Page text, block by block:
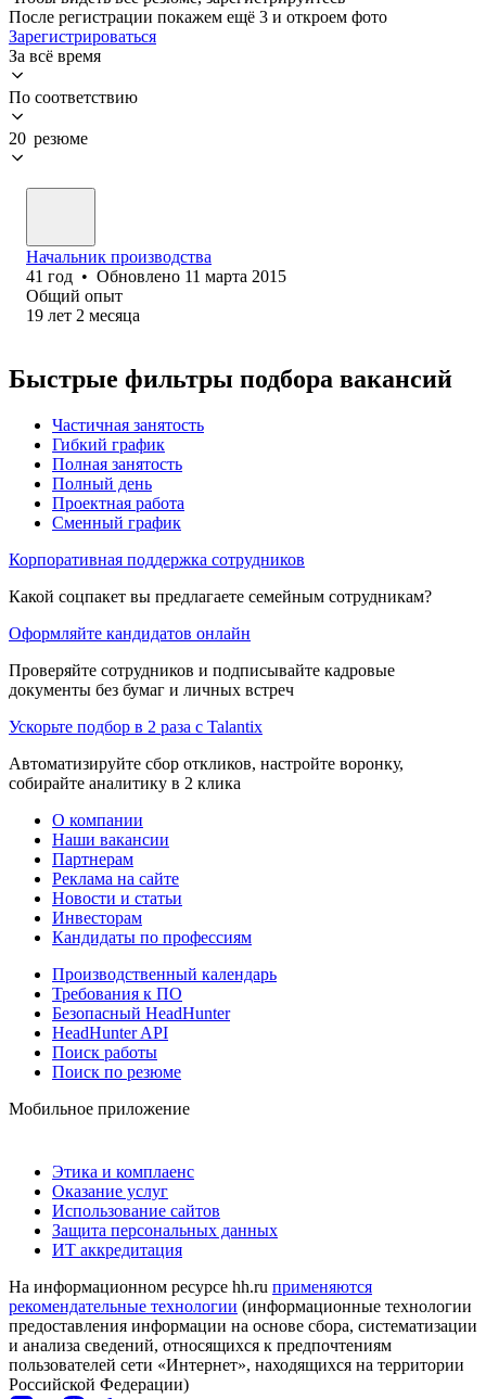
После регистрации покажем ещё 3 и откроем фото
Зарегистрироваться
За всё время
По соответствию
20 резюме
Начальник производства
41 год • Обновлено 11 марта 2015
Общий опыт
19 лет 2 месяца
Быстрые фильтры подбора вакансий
Частичная занятость
Гибкий график
Полная занятость
Полный день
Проектная работа
Сменный график
Корпоративная поддержка сотрудников
Какой соцпакет вы предлагаете семейным сотрудникам?
Оформляйте кандидатов онлайн
Проверяйте сотрудников и подписывайте кадровые
документы без бумаг и личных встреч
Ускорьте подбор в 2 раза с Talantix
Автоматизируйте сбор откликов, настройте воронку,
собирайте аналитику в 2 клика
О компании
Наши вакансии
Партнерам
Реклама на сайте
Новости и статьи
Инвесторам
Кандидаты по профессиям
Производственный календарь
Требования к ПО
Безопасный HeadHunter
HeadHunter API
Поиск работы
Поиск по резюме
Мобильное приложение
Этика и комплаенс
Оказание услуг
Использование сайтов
Защита персональных данных
ИТ аккредитация
На информационном ресурсе hh.ru применяются
рекомендательные технологии (информационные технологии
предоставления информации на основе сбора, систематизации
и анализа сведений, относящихся к предпочтениям
пользователей сети «Интернет», находящихся на территории
Российской Федерации)